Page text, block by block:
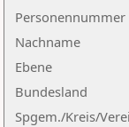
Nachname
Ebene
Personennummer
Bundesland
Spgem./Kreis/